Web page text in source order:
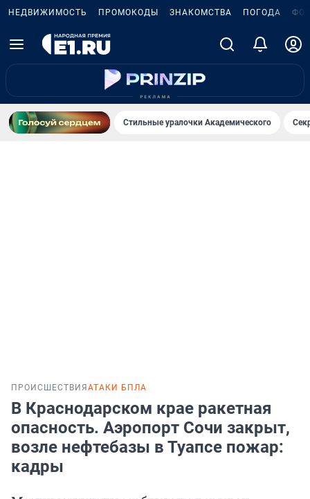
НЕДВИЖИМОСТЬ ПРОМОКОДЫ ЗНАКОМСТВА ПОГОДА
Стильные уралочки Академического
ПРОИСШЕСТВИЯ АТАКИ БПЛА
В Краснодарском крае ракетная
опасность. Аэропорт Сочи закрыт,
возле нефтебазы в Туапсе пожар:
кадры